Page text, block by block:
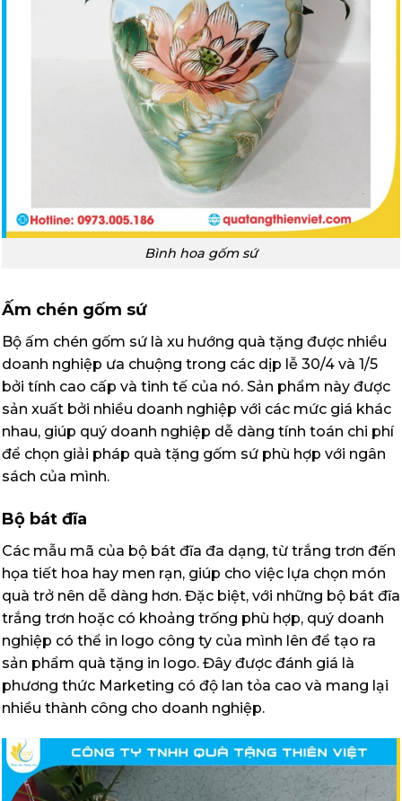
Bình hoa gốm sứ
Ấm chén gốm sứ
Bộ ấm chén gốm sứ là xu hướng quà tặng được nhiều
doanh nghiệp ưa chuộng trong các dịp lễ 30/4 và 1/5
bởi tính cao cấp và tinh tế của nó. Sản phẩm này được
sản xuất bởi nhiều doanh nghiệp với các mức giá khác
nhau, giúp quý doanh nghiệp dễ dàng tính toán chi phí
để chọn giải pháp quà tặng gốm sứ phù hợp với ngân
sách của mình.
Bộ bát đĩa
Các mẫu mã của bộ bát đĩa đa dạng, từ trắng trơn đến
họa tiết hoa hay men rạn, giúp cho việc lựa chọn món
quà trở nên dễ dàng hơn. Đặc biệt, với những bộ bát đĩa
trắng trơn hoặc có khoảng trống phù hợp, quý doanh
nghiệp có thể in logo công ty của mình lên để tạo ra
sản phẩm quà tặng in logo. Đây được đánh giá là
phương thức Marketing có độ lan tỏa cao và mang lại
nhiều thành công cho doanh nghiệp.